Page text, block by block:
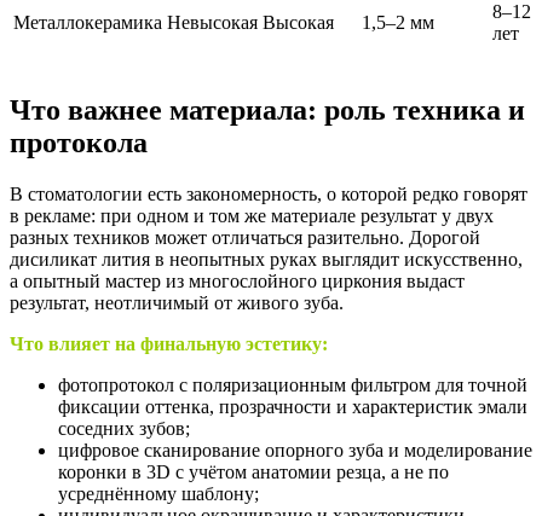
Металлокерамика Невысокая Высокая 1,5–2 мм
8–12
лет
Что важнее материала: роль техника и
протокола
В стоматологии есть закономерность, о которой редко говорят
в рекламе: при одном и том же материале результат у двух
разных техников может отличаться разительно. Дорогой
дисиликат лития в неопытных руках выглядит искусственно,
а опытный мастер из многослойного циркония выдаст
результат, неотличимый от живого зуба.
Что влияет на финальную эстетику:
фотопротокол с поляризационным фильтром для точной
фиксации оттенка, прозрачности и характеристик эмали
соседних зубов;
цифровое сканирование опорного зуба и моделирование
коронки в 3D с учётом анатомии резца, а не по
усреднённому шаблону;